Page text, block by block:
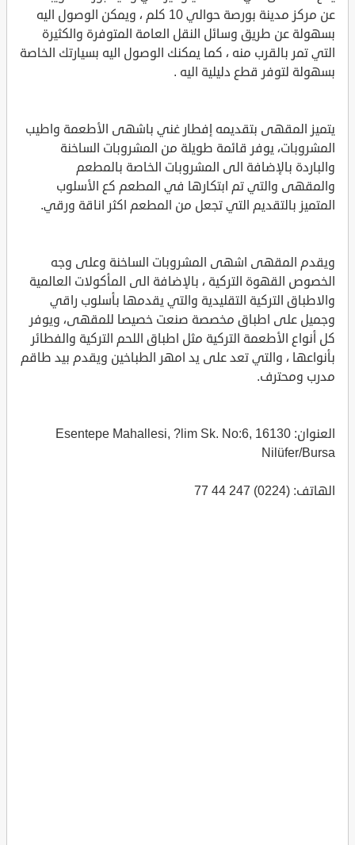
عن مركز مدينة بورصة حوالي 10 كلم ، ويمكن الوصول اليه
بسهولة عن طريق وسائل النقل العامة المتوفرة والكثيرة
التي تمر بالقرب منه ، كما يمكنك الوصول اليه بسيارتك الخاصة
بسهولة لتوفر قطع دليلية اليه .
يتميز المقهى بتقديمه إفطار غني باشهى الأطعمة واطيب
المشروبات، يوفر قائمة طويلة من المشروبات الساخنة
والباردة بالإضافة الى المشروبات الخاصة بالمطعم
والمقهى والتي تم ابتكارها في المطعم كع الأسلوب
المتميز بالتقديم التي تجعل من المطعم اكثر اناقة ورقي.
ويقدم المقهى اشهى المشروبات الساخنة وعلى وجه
الخصوص القهوة التركية ، بالإضافة الى المأكولات العالمية
والاطباق التركية التقليدية والتي يقدمها بأسلوب راقي
وجميل على اطباق مخصصة صنعت خصيصا للمقهى، ويوفر
كل أنواع الأطعمة التركية مثل اطباق اللحم التركية والفطائر
بأنواعها ، والتي تعد على يد امهر الطباخين ويقدم بيد طاقم
مدرب ومحترف.
العنوان: Esentepe Mahallesi, ?lim Sk. No:6, 16130
Nilüfer/Bursa
الهاتف: (0224) 247 44 77